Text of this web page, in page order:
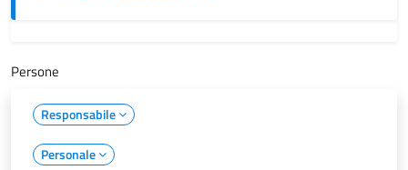
Persone
Responsabile
Personale